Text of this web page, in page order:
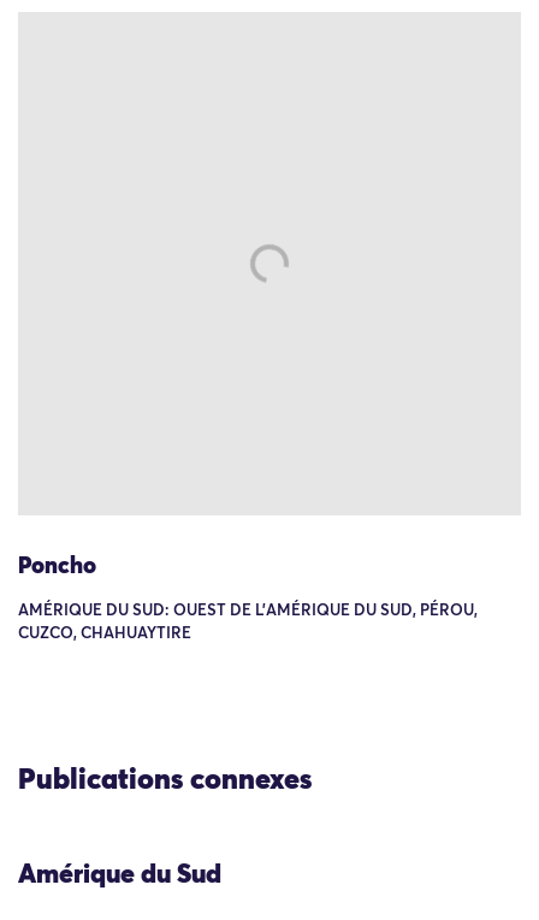
Poncho
AMÉRIQUE DU SUD: OUEST DE L'AMÉRIQUE DU SUD, PÉROU,
CUZCO, CHAHUAYTIRE
Publications connexes
Amérique du Sud